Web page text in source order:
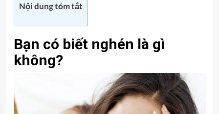
Nội dung tóm tắt
Bạn có biết nghén là gì
không?